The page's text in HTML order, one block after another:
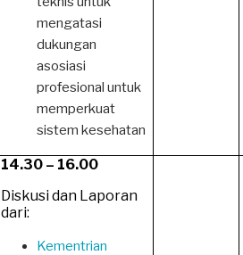
mengatasi
dukungan
asosiasi
profesional untuk
memperkuat
sistem kesehatan
14.30 – 16.00
Diskusi dan Laporan
dari:
Kementrian